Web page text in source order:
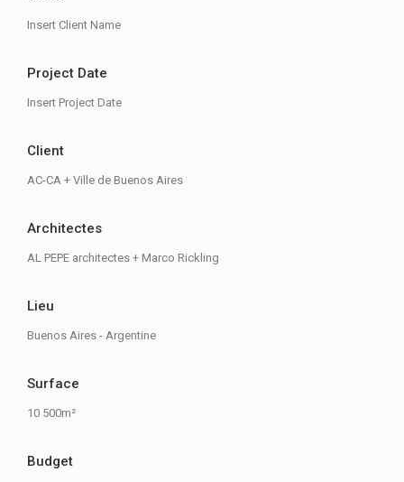
Insert Client Name
Project Date
Insert Project Date
Client
AC-CA + Ville de Buenos Aires
Architectes
AL PEPE architectes + Marco Rickling
Lieu
Buenos Aires - Argentine
Surface
10 500m²
Budget